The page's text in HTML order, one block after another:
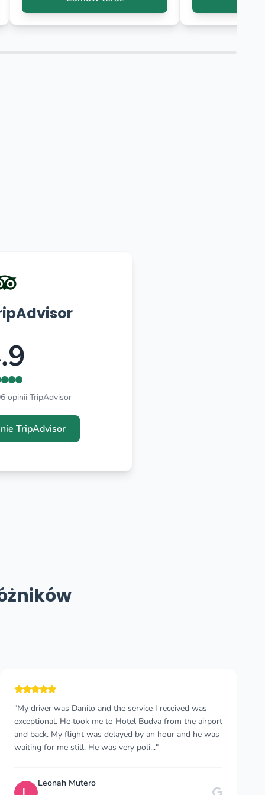
opinii TripAdvisor
TripAdvisor
"Cannot recommend this company enough! I wish I
could give more than 5 stars 🤩 I took a taxi from
Durres, Albania to Budva, Montenegro and felt so
comfortable the whole time. As a solo female traveler..."
M
Myriam W